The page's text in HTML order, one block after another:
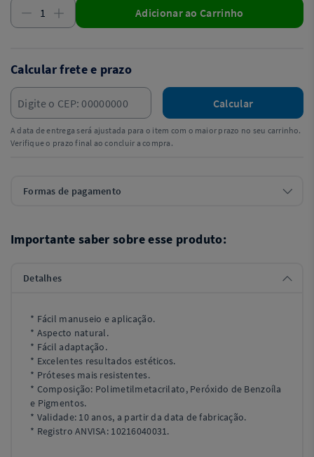
Adicionar ao Carrinho
Calcular frete e prazo
Calcular
A data de entrega será ajustada para o item com o maior prazo no seu carrinho.
Verifique o prazo final ao concluir a compra.
Formas de pagamento
Importante saber sobre esse produto:
Detalhes
* Fácil manuseio e aplicação.
* Aspecto natural.
* Fácil adaptação.
* Excelentes resultados estéticos.
* Próteses mais resistentes.
* Composição: Polimetilmetacrilato, Peróxido de Benzoíla
e Pigmentos.
* Validade: 10 anos, a partir da data de fabricação.
* Registro ANVISA: 10216040031.